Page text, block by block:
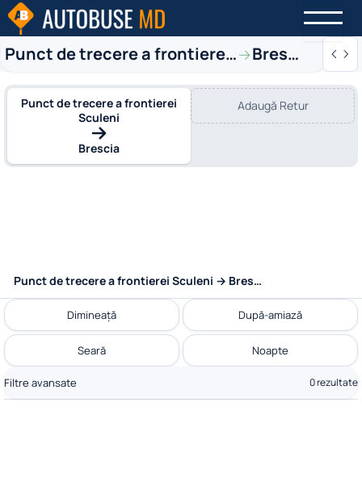
Punct de trecere a frontierei Sculeni
→Brescia
Punct de trecere a frontierei
Sculeni
Brescia
Adaugă Retur
Punct de trecere a frontierei Sculeni → Brescia
Dimineață După-amiază
Seară Noapte
Filtre avansate 0 rezultate